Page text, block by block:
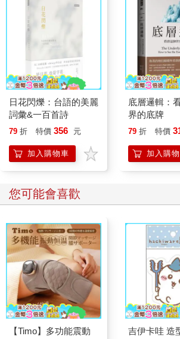
緊拳頭，眼眶發紅，嘴角不斷抽動。他很想
能為力。
陳媽媽站在一旁又急又氣，想阻止卻無奈
爸繼續說道：「我知道你現在很難受、很
的！誰叫你貪玩要坐朋友的機車！現在出
怨氣發洩在我們身上？我每天上班累得要死
闆，回到家還要忍受你那臭脾氣，我他媽到
你？」
「夠了，陳日昇！你再多講一句，我們就離
機關槍似的越說越傷人，陳媽媽忍無可忍，
吼。
一直沉默的陳鈞浩終於開口，「是啊，我
語氣冰冷，抬起眼直視陳爸爸，「要走你們
陳爸爸這才意識到自己剛剛把話說得太重，
意。但他深知此言一出，已經收不回來。
到你。」
或許是陳爸爸天天早出晚歸，原先父子倆
陳鈞浩眼裡，只是把工作看得比家人重要的
不到幾句話，就像個陌生人。
而這次爭吵過後，兩人的關係更加惡劣了
都沒能再好好說上半句話。
「你到底有沒有在聽我講話？」陳媽媽在
浸在回憶中的他拉回現實。
日花閃爍：台語的美麗
詞彙&一百首詩
79 折 特價 356 元
加入購物車
底層邏輯：
界的底牌
79 折 特價
加入購
您可能會喜歡
【Timo】多功能震動
吉伊卡哇 造